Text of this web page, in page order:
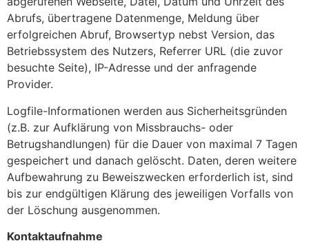
Abrufs, übertragene Datenmenge, Meldung über
erfolgreichen Abruf, Browsertyp nebst Version, das
Betriebssystem des Nutzers, Referrer URL (die zuvor
besuchte Seite), IP-Adresse und der anfragende
Provider.
Logfile-Informationen werden aus Sicherheitsgründen
(z.B. zur Aufklärung von Missbrauchs- oder
Betrugshandlungen) für die Dauer von maximal 7 Tagen
gespeichert und danach gelöscht. Daten, deren weitere
Aufbewahrung zu Beweiszwecken erforderlich ist, sind
bis zur endgültigen Klärung des jeweiligen Vorfalls von
der Löschung ausgenommen.
Kontaktaufnahme